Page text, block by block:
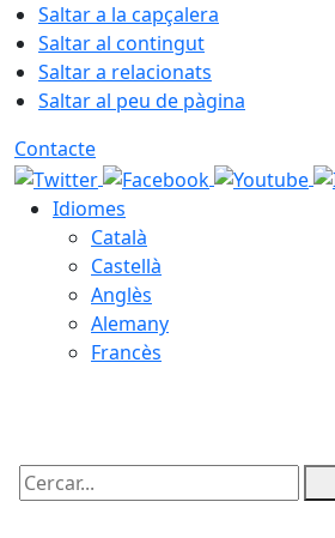
Saltar a la capçalera
Saltar al contingut
Saltar a relacionats
Saltar al peu de pàgina
Contacte
Idiomes
Català
Castellà
Anglès
Alemany
Francès
Cercar: